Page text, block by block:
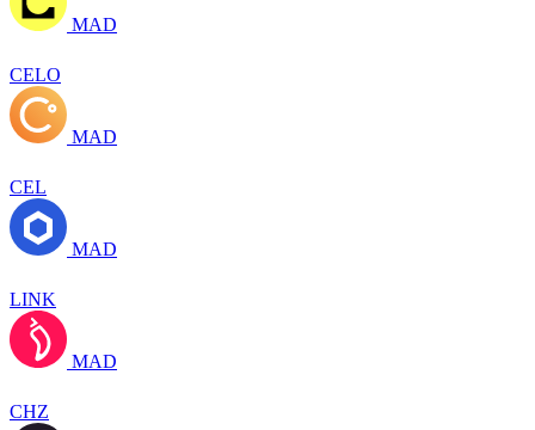
MAD
CELO
MAD
CEL
MAD
LINK
MAD
CHZ